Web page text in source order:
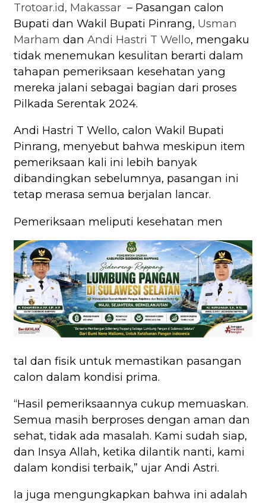
Trotoar.id, Makassar – Pasangan calon
Bupati dan Wakil Bupati Pinrang, Usman
Marham dan Andi Hastri T Wello, mengaku
tidak menemukan kesulitan berarti dalam
tahapan pemeriksaan kesehatan yang
mereka jalani sebagai bagian dari proses
Pilkada Serentak 2024.
Andi Hastri T Wello, calon Wakil Bupati
Pinrang, menyebut bahwa meskipun item
pemeriksaan kali ini lebih banyak
dibandingkan sebelumnya, pasangan ini
tetap merasa semua berjalan lancar.
Pemeriksaan meliputi kesehatan men
tal dan fisik untuk memastikan pasangan
calon dalam kondisi prima.
“Hasil pemeriksaannya cukup memuaskan.
Semua masih berproses dengan aman dan
sehat, tidak ada masalah. Kami sudah siap,
dan Insya Allah, ketika dilantik nanti, kami
dalam kondisi terbaik,” ujar Andi Astri.
Ia juga mengungkapkan bahwa ini adalah